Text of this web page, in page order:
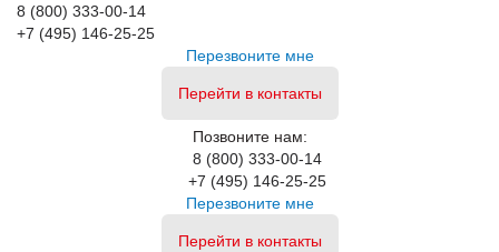
8 (800) 333-00-14
+7 (495) 146-25-25
Перезвоните мне
Перейти в контакты
Позвоните нам:
8 (800) 333-00-14
+7 (495) 146-25-25
Перезвоните мне
Перейти в контакты